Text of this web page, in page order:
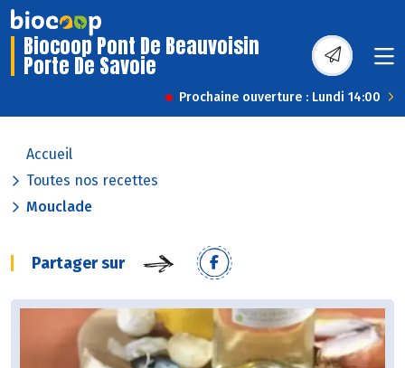
Biocoop Pont De Beauvoisin
Porte De Savoie
Prochaine ouverture : Lundi 14:00
Accueil
Toutes nos recettes
Mouclade
Partager sur